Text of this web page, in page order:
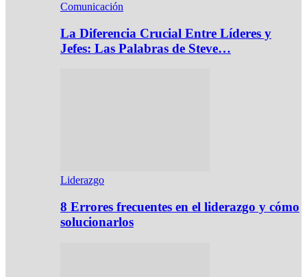
Comunicación
La Diferencia Crucial Entre Líderes y
Jefes: Las Palabras de Steve…
Liderazgo
8 Errores frecuentes en el liderazgo y cómo
solucionarlos